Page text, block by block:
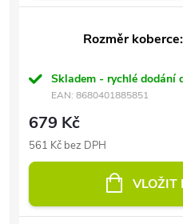
Rozměr
Skladem - rychlé dodání
EAN: 8680401885851
679 Kč
561 Kč bez DPH
VLOŽIT